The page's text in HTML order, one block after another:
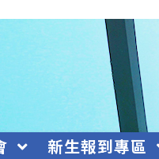
新生報到專區